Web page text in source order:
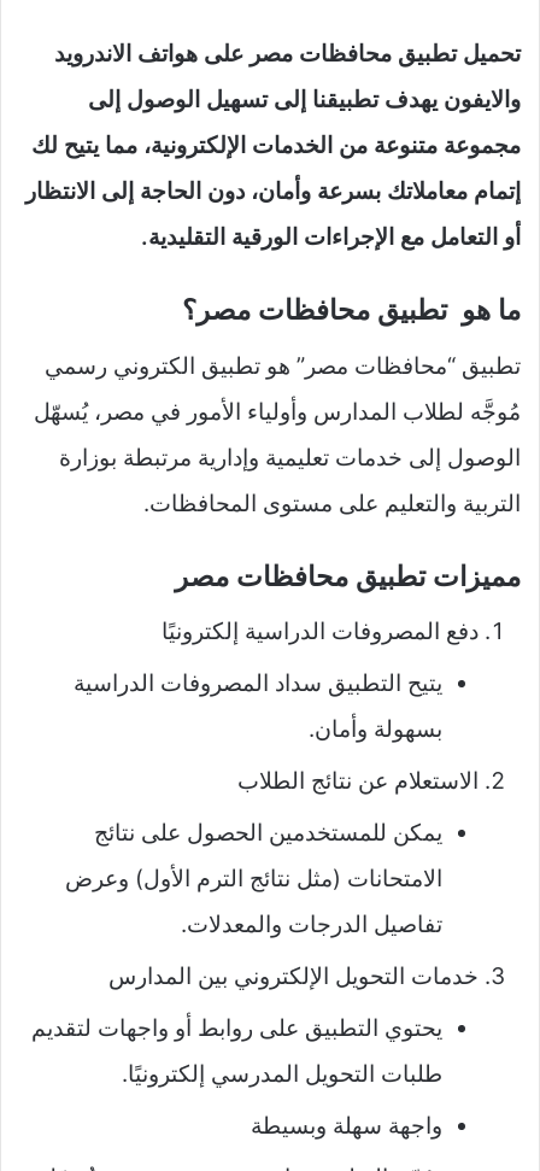
تحميل تطبيق محافظات مصر على هواتف الاندرويد
والايفون يهدف تطبيقنا إلى تسهيل الوصول إلى
مجموعة متنوعة من الخدمات الإلكترونية، مما يتيح لك
إتمام معاملاتك بسرعة وأمان، دون الحاجة إلى الانتظار
أو التعامل مع الإجراءات الورقية التقليدية.
ما هو تطبيق محافظات مصر؟
تطبيق “محافظات مصر” هو تطبيق الكتروني رسمي
مُوجَّه لطلاب المدارس وأولياء الأمور في مصر، يُسهّل
الوصول إلى خدمات تعليمية وإدارية مرتبطة بوزارة
التربية والتعليم على مستوى المحافظات.
مميزات تطبيق محافظات مصر
دفع المصروفات الدراسية إلكترونيًا
يتيح التطبيق سداد المصروفات الدراسية
بسهولة وأمان.
الاستعلام عن نتائج الطلاب
يمكن للمستخدمين الحصول على نتائج
الامتحانات (مثل نتائج الترم الأول) وعرض
تفاصيل الدرجات والمعدلات.
خدمات التحويل الإلكتروني بين المدارس
يحتوي التطبيق على روابط أو واجهات لتقديم
طلبات التحويل المدرسي إلكترونيًا.
واجهة سهلة وبسيطة